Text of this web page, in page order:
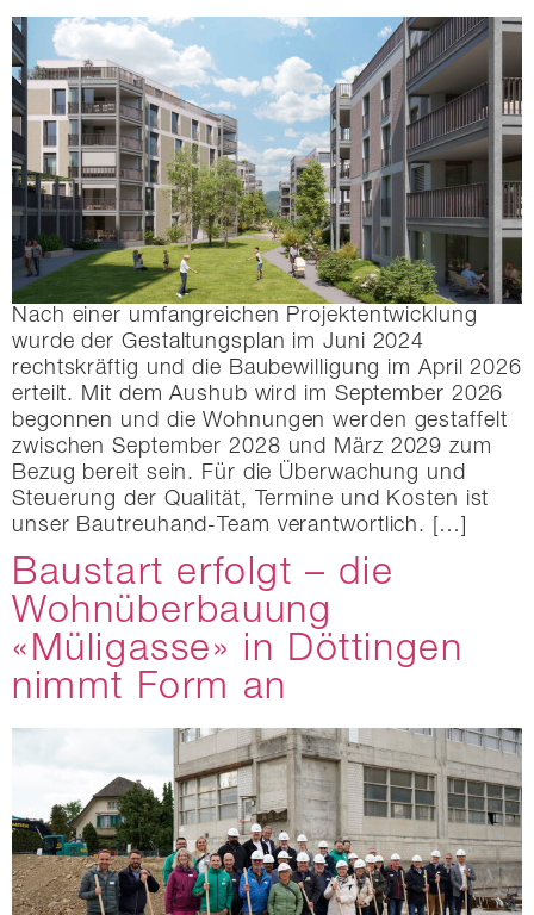
Nach einer umfangreichen Projektentwicklung
wurde der Gestaltungsplan im Juni 2024
rechtskräftig und die Baubewilligung im April 2026
erteilt. Mit dem Aushub wird im September 2026
begonnen und die Wohnungen werden gestaffelt
zwischen September 2028 und März 2029 zum
Bezug bereit sein. Für die Überwachung und
Steuerung der Qualität, Termine und Kosten ist
unser Bautreuhand-Team verantwortlich. […]
Baustart erfolgt – die
Wohnüberbauung
«Müligasse» in Döttingen
nimmt Form an